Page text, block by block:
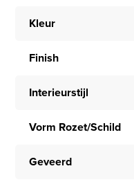
Kleur
Finish
Interieurstijl
Vorm Rozet/Schild
Geveerd